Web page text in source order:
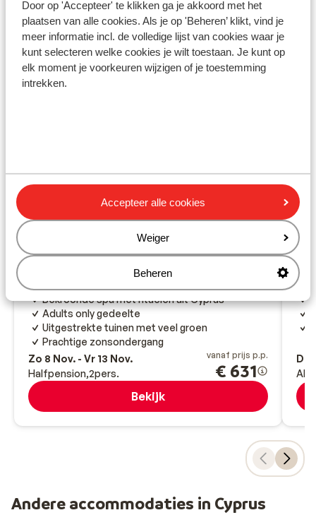
Door op 'Accepteer' te klikken ga je akkoord met het
plaatsen van alle cookies. Als je op 'Beheren’ klikt, vind je
meer informatie incl. de volledige lijst van cookies waar je
kunt selecteren welke cookies je wilt toestaan. Je kunt op
elk moment je voorkeuren wijzigen of je toestemming
intrekken.
Accepteer alle cookies
Weiger
Beheren
Ook interessant voor jou
Azia Resort & Spa
Cyprus
Bekroonde spa met rituelen uit Cyprus
Adults only gedeelte
Uitgestrekte tuinen met veel groen
Prachtige zonsondergang
Zo 8 Nov. - Vr 13 Nov.
Halfpension 2pers.
vanaf prijs p.p.
€ 631
Bekijk
Di
All-
Andere accommodaties in Cyprus